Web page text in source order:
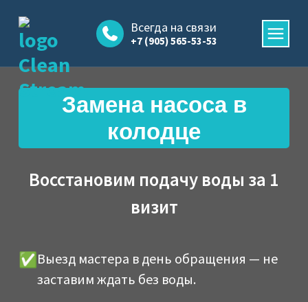
content
Всегда на связи
+7 (905) 565-53-53
Замена насоса в
колодце
Восстановим подачу воды за 1
визит
Выезд мастера в день обращения — не
заставим ждать без воды.